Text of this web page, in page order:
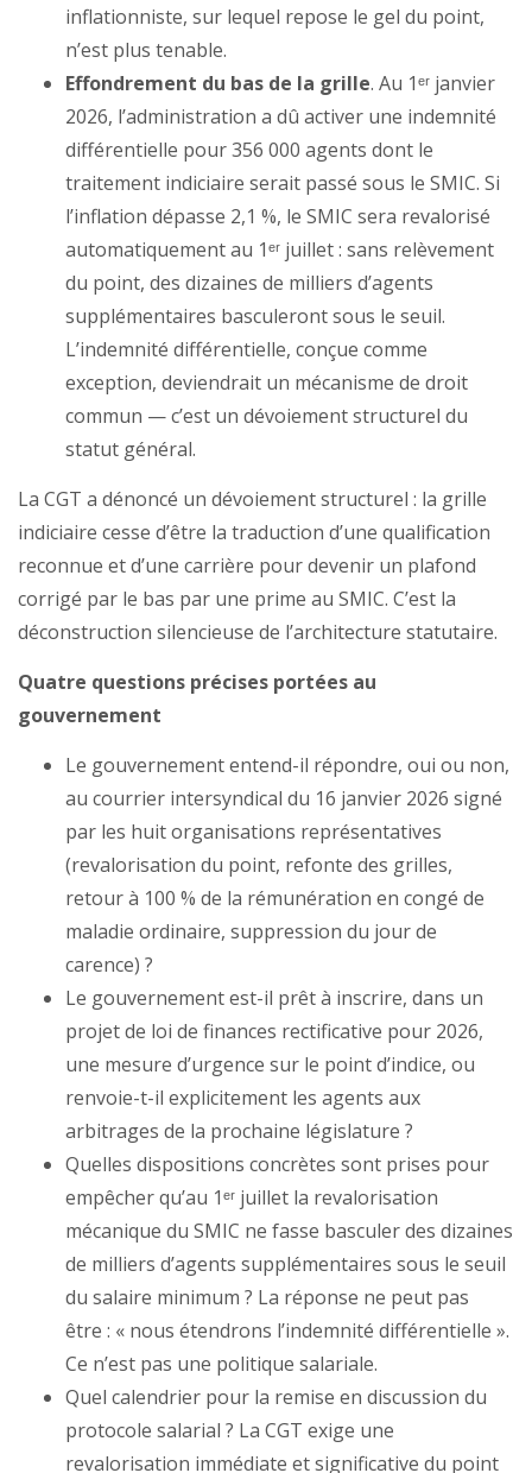
inflationniste, sur lequel repose le gel du point,
n’est plus tenable.
Effondrement du bas de la grille. Au 1ᵉʳ janvier
2026, l’administration a dû activer une indemnité
différentielle pour 356 000 agents dont le
traitement indiciaire serait passé sous le SMIC. Si
l’inflation dépasse 2,1 %, le SMIC sera revalorisé
automatiquement au 1ᵉʳ juillet : sans relèvement
du point, des dizaines de milliers d’agents
supplémentaires basculeront sous le seuil.
L’indemnité différentielle, conçue comme
exception, deviendrait un mécanisme de droit
commun — c’est un dévoiement structurel du
statut général.
La CGT a dénoncé un dévoiement structurel : la grille
indiciaire cesse d’être la traduction d’une qualification
reconnue et d’une carrière pour devenir un plafond
corrigé par le bas par une prime au SMIC. C’est la
déconstruction silencieuse de l’architecture statutaire.
Quatre questions précises portées au
gouvernement
Le gouvernement entend-il répondre, oui ou non,
au courrier intersyndical du 16 janvier 2026 signé
par les huit organisations représentatives
(revalorisation du point, refonte des grilles,
retour à 100 % de la rémunération en congé de
maladie ordinaire, suppression du jour de
carence) ?
Le gouvernement est-il prêt à inscrire, dans un
projet de loi de finances rectificative pour 2026,
une mesure d’urgence sur le point d’indice, ou
renvoie-t-il explicitement les agents aux
arbitrages de la prochaine législature ?
Quelles dispositions concrètes sont prises pour
empêcher qu’au 1ᵉʳ juillet la revalorisation
mécanique du SMIC ne fasse basculer des dizaines
de milliers d’agents supplémentaires sous le seuil
du salaire minimum ? La réponse ne peut pas
être : « nous étendrons l’indemnité différentielle ».
Ce n’est pas une politique salariale.
Quel calendrier pour la remise en discussion du
protocole salarial ? La CGT exige une
revalorisation immédiate et significative du point